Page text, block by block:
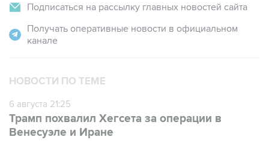
Подписаться на рассылку главных новостей сайта
Получать оперативные новости в официальном
канале
НОВОСТИ ПО ТЕМЕ
6 августа 21:25
Трамп похвалил Хегсета за операции в
Венесуэле и Иране